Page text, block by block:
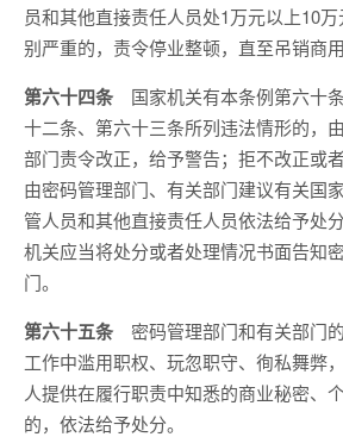
员和其他直接责任人员处1万元以上10
别严重的，责令停业整顿，直至吊销商
第六十四条 国家机关有本条例第六十
十二条、第六十三条所列违法情形的，
部门责令改正，给予警告；拒不改正或
由密码管理部门、有关部门建议有关国
管人员和其他直接责任人员依法给予处
机关应当将处分或者处理情况书面告知
门。
第六十五条 密码管理部门和有关部门
工作中滥用职权、玩忽职守、徇私舞弊
人提供在履行职责中知悉的商业秘密、
的，依法给予处分。